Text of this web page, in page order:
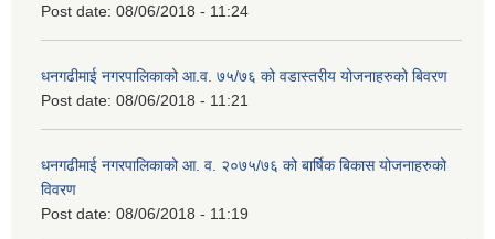
Post date: 08/06/2018 - 11:24
धनगढीमाई नगरपालिकाको आ.व. ७५/७६ को वडास्तरीय योजनाहरुको बिवरण
Post date: 08/06/2018 - 11:21
धनगढीमाई नगरपालिकाको आ. व. २०७५/७६ को बार्षिक बिकास योजनाहरुको
विवरण
Post date: 08/06/2018 - 11:19